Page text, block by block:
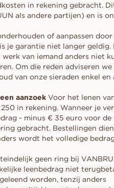
in rekening gebracht.
als andere partijen) en is
of aanpassen
je garantie niet langer
van iemand anders niet
Om die reden adviseren
van onze sieraden enkel en
aanzoek Voor het lenen
in rekening. Wanneer je
- minus € 35 euro voor de
gebracht. Bestellingen
wordt het volledige
geen ring bij
leenbedrag niet
worden, tenzij anders